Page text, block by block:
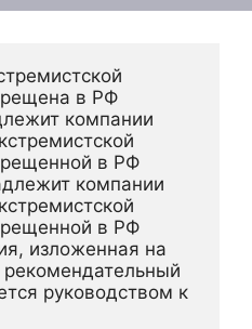
в РФ
компании
в РФ
компании
в РФ
изложенная на
рекомендательный
руководством к